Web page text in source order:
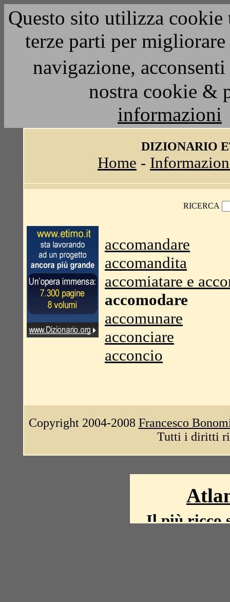
Questo sito utilizza
terze parti per
navigazione,
nostra cookie &
informazioni
DIZIONARIO
Home -
RICERCA
accomandare
accomandita
accomiatare e
accomodare
accomunare
acconciare
acconcio
Copyright 2004-2008 Francesco
Tutti i diritti
Il più ricco